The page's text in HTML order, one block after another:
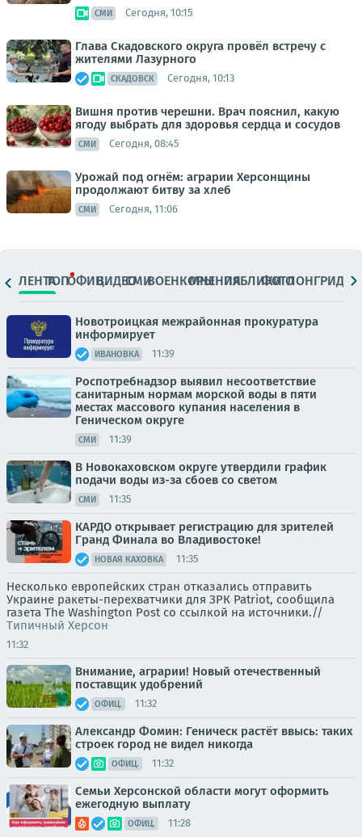
СМИ Сегодня, 10:15
Глава Скадовского округа провёл встречу с
жителями Лазурного
СКАДОВСК Сегодня, 10:13
Вишня против черешни. Врач пояснил, какую
ягоду выбрать для здоровья сердца и сосудов
СМИ Сегодня, 08:45
Урожай под огнём: аграрии Херсонщины
продолжают битву за хлеб
СМИ Сегодня, 11:06
ЛЕНТАТОПОФИЦ.ВИДЕОСМИВОЕНКОРЫМНЕНИЯПАБЛИКИ
ФОТОЛОНГРИДЫ
Новотроицкая межрайонная прокуратура
информирует
ИВАНОВКА 11:39
Роспотребнадзор выявил несоответствие
санитарным нормам морской воды в пяти
местах массового купания населения в
Геническом округе
СМИ 11:39
В Новокаховском округе утвердили график
подачи воды из-за сбоев со светом
СМИ 11:35
КАРДО открывает регистрацию для зрителей
Гранд Финала во Владивостоке!
НОВАЯ КАХОВКА 11:35
Несколько европейских стран отказались отправить
Украине ракеты-перехватчики для ЗРК Patriot, сообщила
газета The Washington Post со ссылкой на источники.//
Типичный Херсон
11:32
Внимание, аграрии! Новый отечественный
поставщик удобрений
ОФИЦ. 11:32
Александр Фомин: Геническ растёт ввысь: таких
строек город не видел никогда
ОФИЦ. 11:32
Семьи Херсонской области могут оформить
ежегодную выплату
ОФИЦ. 11:28